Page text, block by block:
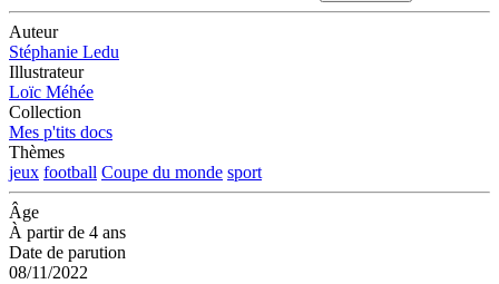
Auteur
Stéphanie Ledu
Illustrateur
Loïc Méhée
Collection
Mes p'tits docs
Thèmes
jeux football Coupe du monde sport
Âge
À partir de 4 ans
Date de parution
08/11/2022